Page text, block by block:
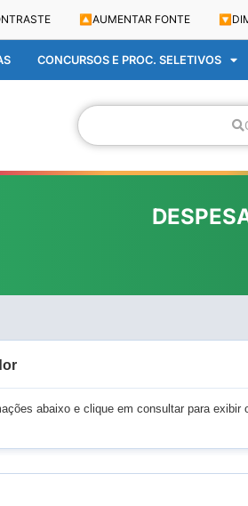
🔼 AUMENTAR FONTE 🔽
CONCURSOS E PROC. SELETIVOS